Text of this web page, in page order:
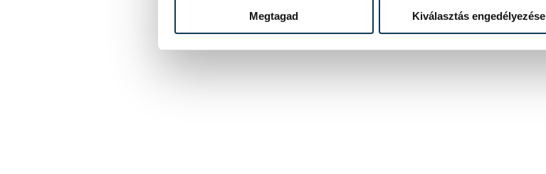
Megtagad Kiválasztás engedélyezése